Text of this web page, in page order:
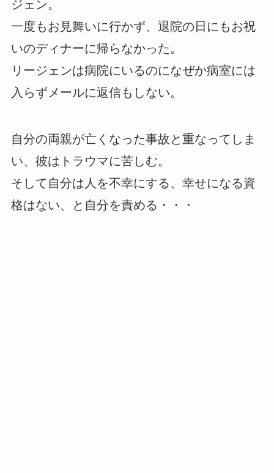
ジェン。
一度もお見舞いに行かず、退院の日にもお祝
いのディナーに帰らなかった。
リージェンは病院にいるのになぜか病室には
入らずメールに返信もしない。
自分の両親が亡くなった事故と重なってしま
い、彼はトラウマに苦しむ。
そして自分は人を不幸にする、幸せになる資
格はない、と自分を責める・・・